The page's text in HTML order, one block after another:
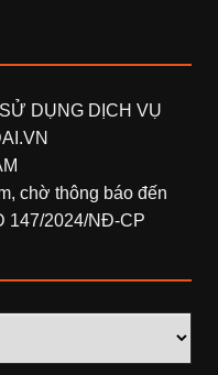
DỤNG DỊCH VỤ
chờ thông báo đến
147/2024/NĐ-CP